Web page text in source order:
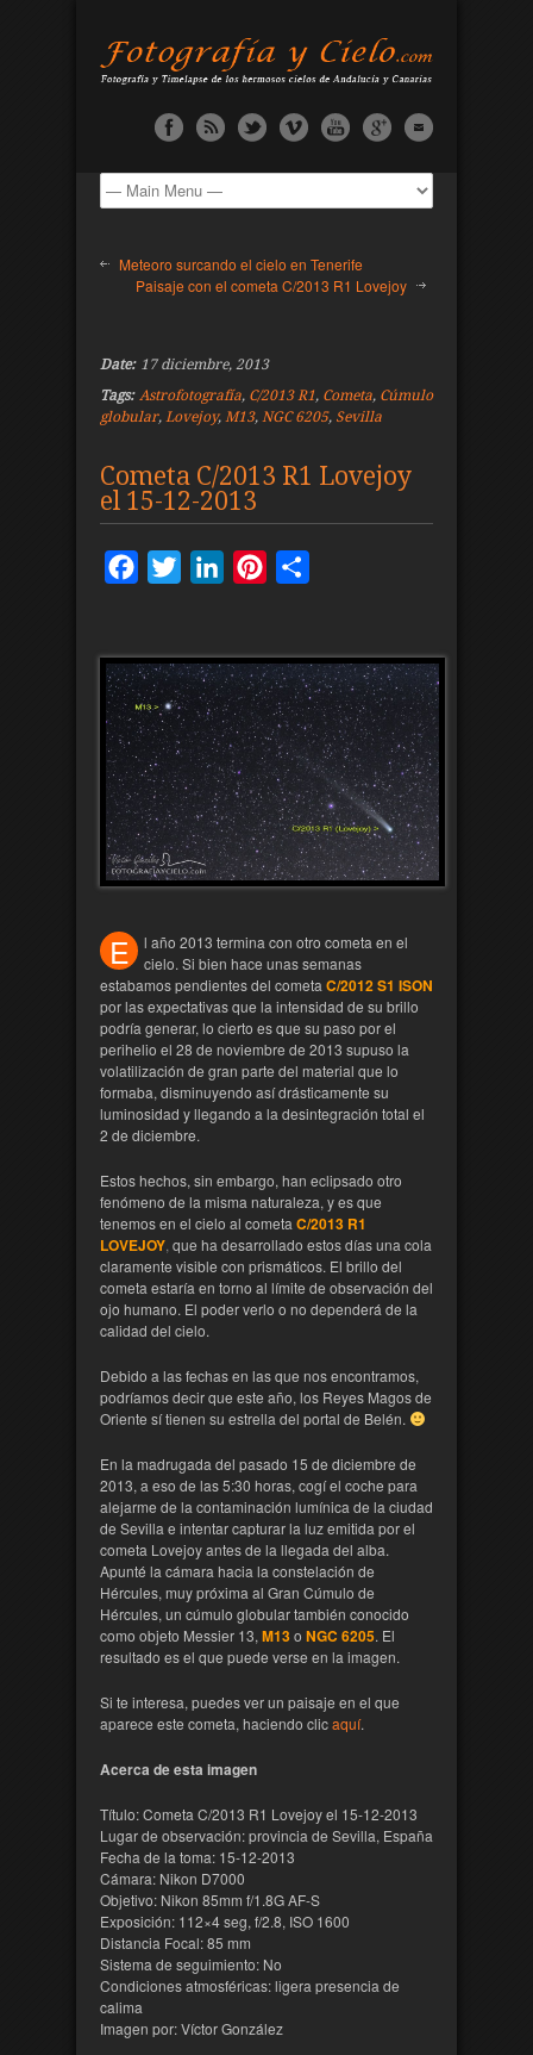
Meteoro surcando el cielo en Tenerife
Paisaje con el cometa C/2013 R1 Lovejoy
Date: 17 diciembre, 2013
Tags: Astrofotografía, C/2013 R1, Cometa, Cúmulo
globular, Lovejoy, M13, NGC 6205, Sevilla
Cometa C/2013 R1 Lovejoy
el 15-12-2013
Facebook
Twitter LinkedInPinterest
E
l año 2013 termina con otro cometa en el
cielo. Si bien hace unas semanas
estabamos pendientes del cometa C/2012 S1 ISON
por las expectativas que la intensidad de su brillo
podría generar, lo cierto es que su paso por el
perihelio el 28 de noviembre de 2013 supuso la
volatilización de gran parte del material que lo
formaba, disminuyendo así drásticamente su
luminosidad y llegando a la desintegración total el
2 de diciembre.
Estos hechos, sin embargo, han eclipsado otro
fenómeno de la misma naturaleza, y es que
tenemos en el cielo al cometa C/2013 R1
LOVEJOY que ha desarrollado estos días una cola
claramente visible con prismáticos. El brillo del
cometa estaría en torno al límite de observación del
ojo humano. El poder verlo o no dependerá de la
calidad del cielo.
Debido a las fechas en las que nos encontramos,
podríamos decir que este año, los Reyes Magos de
Oriente sí tienen su estrella del portal de Belén.
En la madrugada del pasado 15 de diciembre de
2013, a eso de las 5:30 horas, cogí el coche para
alejarme de la contaminación lumínica de la ciudad
de Sevilla e intentar capturar la luz emitida por el
cometa Lovejoy antes de la llegada del alba.
Apunté la cámara hacia la constelación de
Hércules, muy próxima al Gran Cúmulo de
Hércules, un cúmulo globular también conocido
como objeto Messier 13, M13o NGC 6205. El
resultado es el que puede verse en la imagen.
Si te interesa, puedes ver un paisaje en el que
aparece este cometa, haciendo clicaquí.
Acerca de esta imagen
Título: Cometa C/2013 R1 Lovejoy el 15-12-2013
Lugar de observación: provincia de Sevilla, España
Fecha de la toma: 15-12-2013
Cámara: Nikon D7000
Objetivo: Nikon 85mm f/1.8G AF-S
Exposición: 112×4 seg, f/2.8, ISO 1600
Distancia Focal: 85 mm
Sistema de seguimiento: No
Condiciones atmosféricas: ligera presencia de
calima
Imagen por: Víctor González